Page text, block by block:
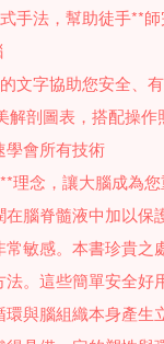
手法，幫助徒手**
文字協助您安全、
解剖圖表，搭配操作
學會所有技術
理念，讓大腦成為
在腦脊髓液中加以保
常敏感。本書珍貴之
法。這些簡單安全好
環與腦組織本身產生